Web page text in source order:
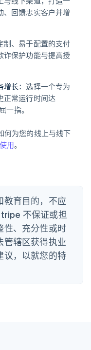
、回馈忠实客户并增
制、易于配置的支付
诈保护功能与提高授
增长：选择一个专为
正常运行时间达
一指。
何为您的线上与线下
用。
教育目的，不应
不保证或担
性、充分性或时
管辖区获得执业
议，以就您的特